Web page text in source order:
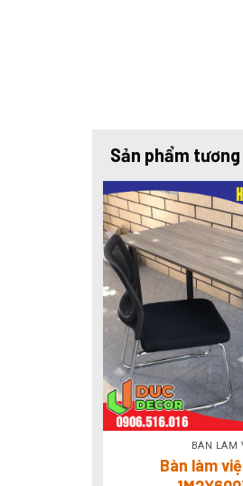
Sản phẩm
BÀN LÀM
Bàn làm